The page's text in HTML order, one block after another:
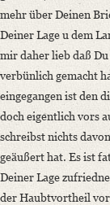
Notations:
Manuscript
Provider:
OAI Id: DE-
Classification
Number of
Format: 25 x 18
Incipit: „[1]
Language
mehr über Deinen
Deiner Lage u dem
mir daher lieb daß
verbünlich gemacht
eingegangen ist den
doch eigentlich vors
schreibst nichts
geäußert hat. Es ist
Deiner Lage
der Haubtvortheil